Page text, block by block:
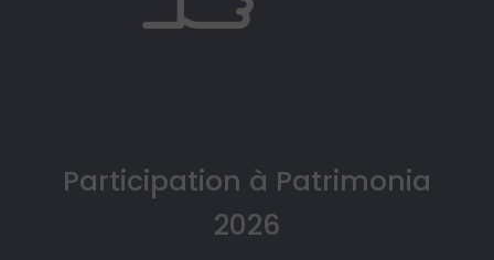
Participation à Patrimonia
2026